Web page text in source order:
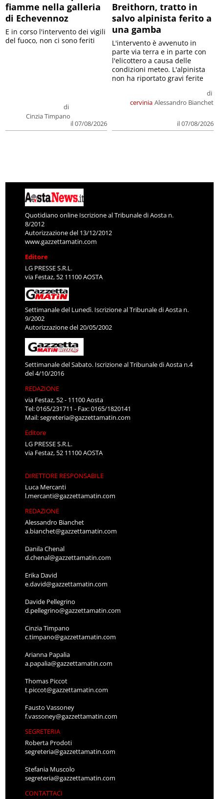
fiamme nella galleria
di Echevennoz
di
Cinzia Timpano
il 07/08/2026
E in corso l'intervento dei vigili
del fuoco, non ci sono feriti
Breithorn, tratto in
salvo alpinista ferito a
una gamba
cervinia
di
Alessandro Bianchet
il 07/08/2026
L'intervento è avvenuto in
parte via terra e in parte con
l'elicottero a causa delle
condizioni meteo. L'alpinista
non ha riportato gravi ferite
Quotidiano online Iscrizione al Tribunale di Aosta n.
8/2012
Autorizzazione del 13/12/2012
www.gazzettamatin.com
Editore
LG PRESSE S.R.L.
via Festaz, 52 11100 AOSTA
Settimanale del Lunedì. Iscrizione al Tribunale di Aosta n.
9/2002
Autorizzazione del 20/05/2002
Settimanale del Sabato. Iscrizione al Tribunale di Aosta n.4
del 4/10/2016
REDAZIONE
via Festaz, 52 - 11100 Aosta
Tel: 0165/231711 - Fax: 0165/1820141
Mail:segreteria@gazzettamatin.com
Editore
LG PRESSE S.R.L.
via Festaz, 52 11100 AOSTA
DIRETTORE RESPONSABILE
Luca Mercanti
l.mercanti@gazzettamatin.com
REDAZIONE
Alessandro Bianchet
a.bianchet@gazzettamatin.com
Danila Chenal
d.chenal@gazzettamatin.com
Erika David
e.david@gazzettamatin.com
Davide Pellegrino
d.pellegrino@gazzettamatin.com
Cinzia Timpano
c.timpano@gazzettamatin.com
Arianna Papalia
a.papalia@gazzettamatin.com
Thomas Piccot
t.piccot@gazzettamatin.com
Fausto Vassoney
f.vassoney@gazzettamatin.com
SEGRETERIA
Roberta Prodoti
segreteria@gazzettamatin.com
Stefania Muscolo
segreteria@gazzettamatin.com
CONTATTACI